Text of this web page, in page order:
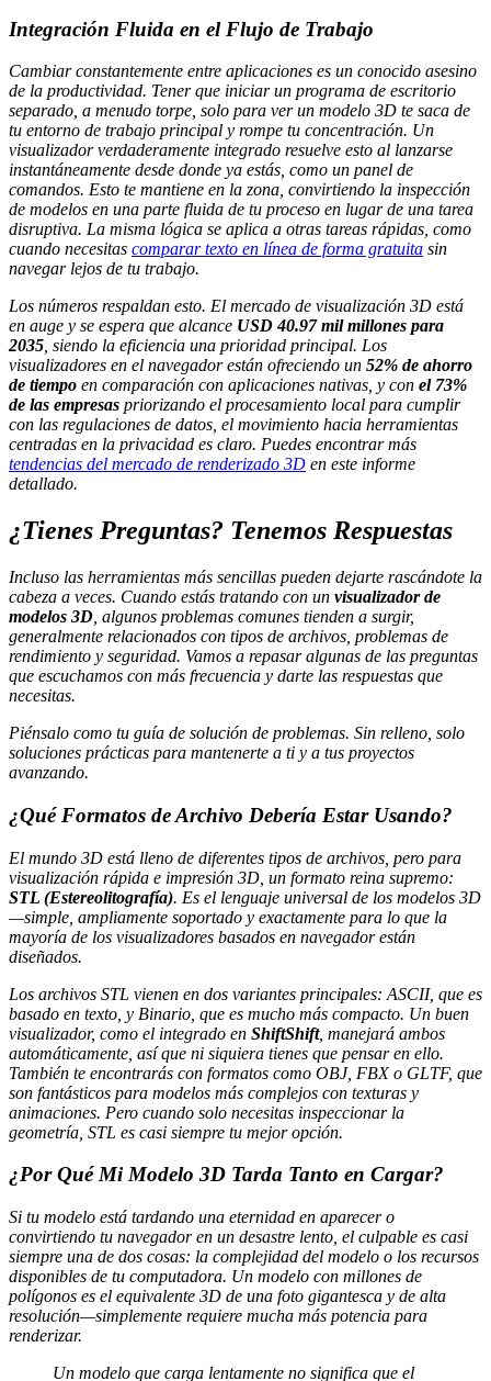
Integración Fluida en el Flujo de Trabajo
Cambiar constantemente entre aplicaciones es un conocido asesino
de la productividad. Tener que iniciar un programa de escritorio
separado, a menudo torpe, solo para ver un modelo 3D te saca de
tu entorno de trabajo principal y rompe tu concentración. Un
visualizador verdaderamente integrado resuelve esto al lanzarse
instantáneamente desde donde ya estás, como un panel de
comandos. Esto te mantiene en la zona, convirtiendo la inspección
de modelos en una parte fluida de tu proceso en lugar de una tarea
disruptiva. La misma lógica se aplica a otras tareas rápidas, como
cuando necesitas comparar texto en línea de forma gratuita sin
navegar lejos de tu trabajo.
Los números respaldan esto. El mercado de visualización 3D está
en auge y se espera que alcance USD 40.97 mil millones para
2035 , siendo la eficiencia una prioridad principal. Los
visualizadores en el navegador están ofreciendo un 52% de ahorro
de tiempo en comparación con aplicaciones nativas, y con el 73%
de las empresas priorizando el procesamiento local para cumplir
con las regulaciones de datos, el movimiento hacia herramientas
centradas en la privacidad es claro. Puedes encontrar más
tendencias del mercado de renderizado 3D en este informe
detallado.
¿Tienes Preguntas? Tenemos Respuestas
Incluso las herramientas más sencillas pueden dejarte rascándote la
cabeza a veces. Cuando estás tratando con un visualizador de
modelos 3D , algunos problemas comunes tienden a surgir,
generalmente relacionados con tipos de archivos, problemas de
rendimiento y seguridad. Vamos a repasar algunas de las preguntas
que escuchamos con más frecuencia y darte las respuestas que
necesitas.
Piénsalo como tu guía de solución de problemas. Sin relleno, solo
soluciones prácticas para mantenerte a ti y a tus proyectos
avanzando.
¿Qué Formatos de Archivo Debería Estar Usando?
El mundo 3D está lleno de diferentes tipos de archivos, pero para
visualización rápida e impresión 3D, un formato reina supremo:
STL (Estereolitografía). Es el lenguaje universal de los modelos 3D
—simple, ampliamente soportado y exactamente para lo que la
mayoría de los visualizadores basados en navegador están
diseñados.
Los archivos STL vienen en dos variantes principales: ASCII, que es
basado en texto, y Binario, que es mucho más compacto. Un buen
visualizador, como el integrado en ShiftShift, manejará ambos
automáticamente, así que ni siquiera tienes que pensar en ello.
También te encontrarás con formatos como OBJ, FBX o GLTF, que
son fantásticos para modelos más complejos con texturas y
animaciones. Pero cuando solo necesitas inspeccionar la
geometría, STL es casi siempre tu mejor opción.
¿Por Qué Mi Modelo 3D Tarda Tanto en Cargar?
Si tu modelo está tardando una eternidad en aparecer o
convirtiendo tu navegador en un desastre lento, el culpable es casi
siempre una de dos cosas: la complejidad del modelo o los recursos
disponibles de tu computadora. Un modelo con millones de
polígonos es el equivalente 3D de una foto gigantesca y de alta
resolución—simplemente requiere mucha más potencia para
renderizar.
Un modelo que carga lentamente no significa que el